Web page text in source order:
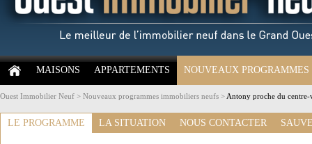
MAISONS APPARTEMENTS NOUVEAUX PROGRAMMES
Ouest Immobilier Neuf > Nouveaux programmes immobiliers neufs > Antony proche du
LE PROGRAMME LA SITUATION NOUS CONTACTER